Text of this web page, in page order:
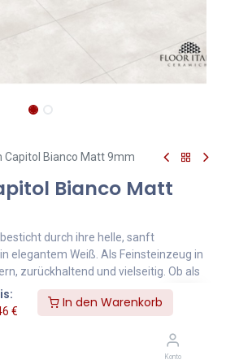
€
In den Warenkorb
Konto
Capitol Bianco Matt 9mm
Bianco Matt
durch ihre helle, sanft
elegantem Weiß. Als Feinsteinzeug in
zurückhaltend und vielseitig. Ob als
Wandfliese oder helle
– sie bringt Ruhe und Stil in